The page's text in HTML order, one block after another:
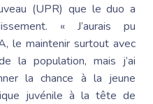
(UPR) que le duo a
« J’aurais pu
le maintenir surtout avec
la population, mais j’ai
la chance à la jeune
juvénile à la tête de